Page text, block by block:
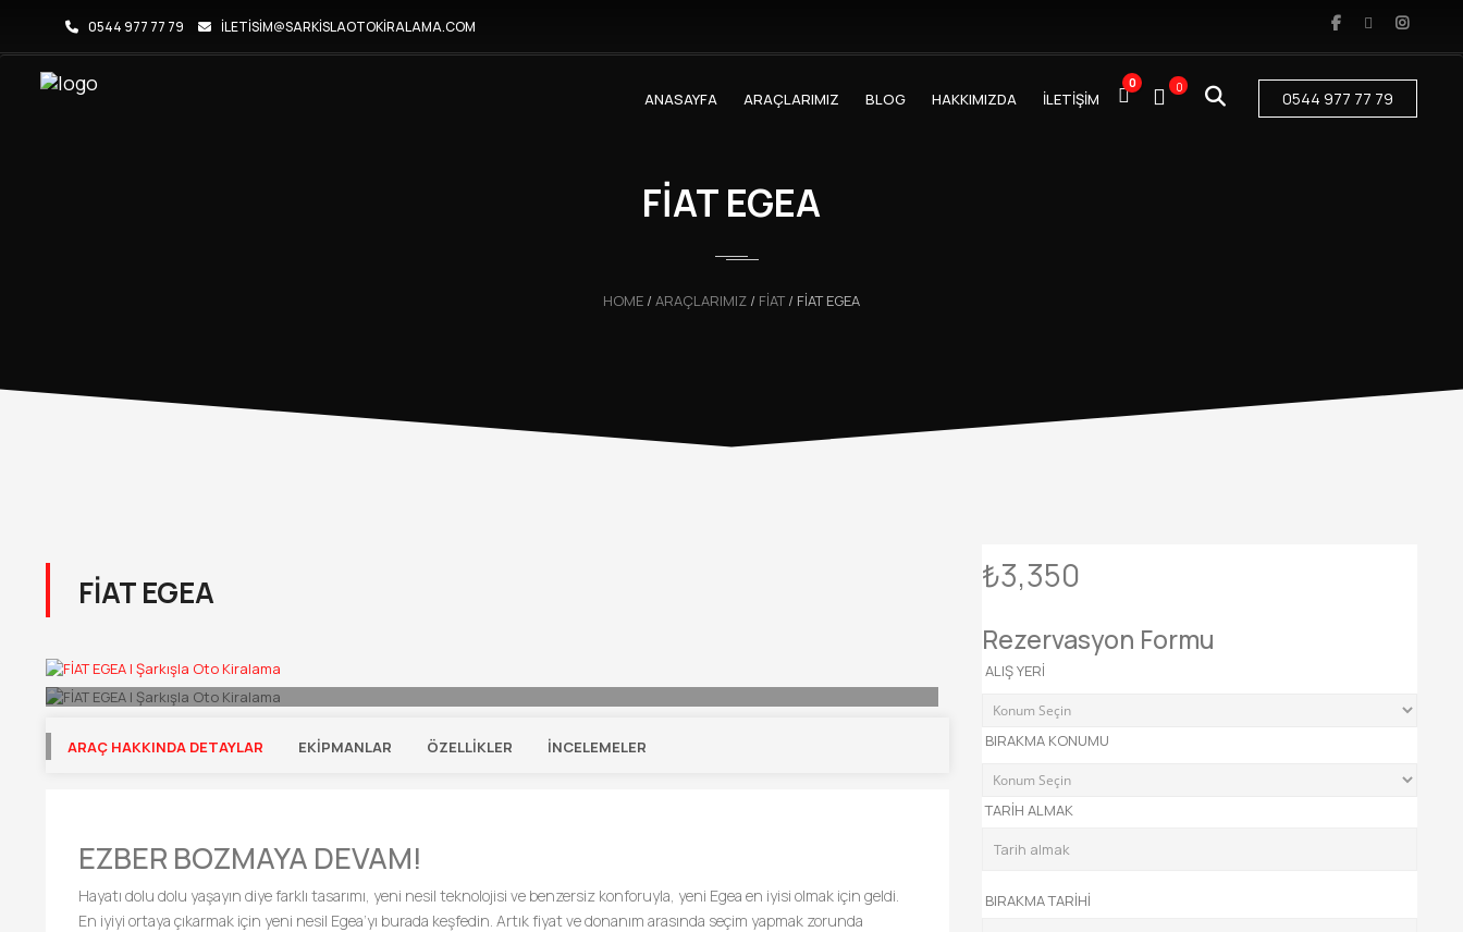
0544 977 77 79 ILETISIM@SARKISLAOTOKIRALAMA.COM
0544 977 77 79
0
0
ANASAYFA ARAÇLARIMIZ BLOG HAKKIMIZDA İLETİŞİM
FİAT EGEA
HOME / ARAÇLARIMIZ / FIAT / FİAT EGEA
FİAT EGEA
ARAÇ HAKKINDA DETAYLAR EKIPMANLAR ÖZELLIKLER İNCELEMELER
EZBER BOZMAYA DEVAM!
Hayatı dolu dolu yaşayın diye farklı tasarımı, yeni nesil teknolojisi ve benzersiz konforuyla, yeni Egea en iyisi olmak için geldi.
En iyiyi ortaya çıkarmak için yeni nesil Egea’yı burada keşfedin. Artık fiyat ve donanım arasında seçim yapmak zorunda
₺3,350
Rezervasyon Formu
ALIŞ YERI
BIRAKMA KONUMU
TARIH ALMAK
BIRAKMA TARIHI